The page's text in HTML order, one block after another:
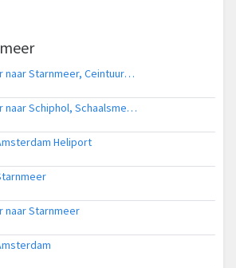
Politiehelikopter naar Starnmeer, Ceintuurbaan
Politiehelikopter naar Schiphol, Schaalsmeerdijk
Heliport
Starnmeer